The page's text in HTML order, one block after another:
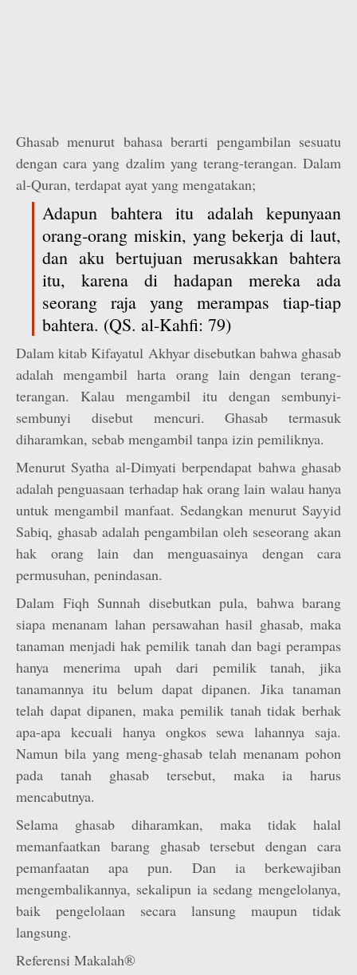
Ghasab menurut bahasa berarti pengambilan sesuatu
dengan cara yang dzalim yang terang-terangan. Dalam
al-Quran, terdapat ayat yang mengatakan;
Adapun bahtera itu adalah kepunyaan
orang-orang miskin, yang bekerja di laut,
dan aku bertujuan merusakkan bahtera
itu, karena di hadapan mereka ada
seorang raja yang merampas tiap-tiap
bahtera. (QS. al-Kahfi: 79)
Dalam kitab Kifayatul Akhyar disebutkan bahwa ghasab
adalah mengambil harta orang lain dengan terang-
terangan. Kalau mengambil itu dengan sembunyi-
sembunyi disebut mencuri. Ghasab termasuk
diharamkan, sebab mengambil tanpa izin pemiliknya.
Menurut Syatha al-Dimyati berpendapat bahwa ghasab
adalah penguasaan terhadap hak orang lain walau hanya
untuk mengambil manfaat. Sedangkan menurut Sayyid
Sabiq, ghasab adalah pengambilan oleh seseorang akan
hak orang lain dan menguasainya dengan cara
permusuhan, penindasan.
Dalam Fiqh Sunnah disebutkan pula, bahwa barang
siapa menanam lahan persawahan hasil ghasab, maka
tanaman menjadi hak pemilik tanah dan bagi perampas
hanya menerima upah dari pemilik tanah, jika
tanamannya itu belum dapat dipanen. Jika tanaman
telah dapat dipanen, maka pemilik tanah tidak berhak
apa-apa kecuali hanya ongkos sewa lahannya saja.
Namun bila yang meng-ghasab telah menanam pohon
pada tanah ghasab tersebut, maka ia harus
mencabutnya.
Selama ghasab diharamkan, maka tidak halal
memanfaatkan barang ghasab tersebut dengan cara
pemanfaatan apa pun. Dan ia berkewajiban
mengembalikannya, sekalipun ia sedang mengelolanya,
baik pengelolaan secara lansung maupun tidak
langsung.
Referensi Makalah®